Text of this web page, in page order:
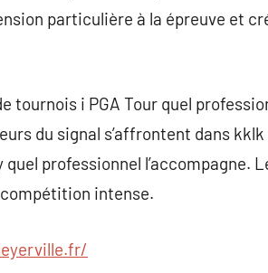
particulière à la épreuve et
tournois i PGA Tour quel
du signal s’affrontent dans
professionnel l’accompagne.
intense.